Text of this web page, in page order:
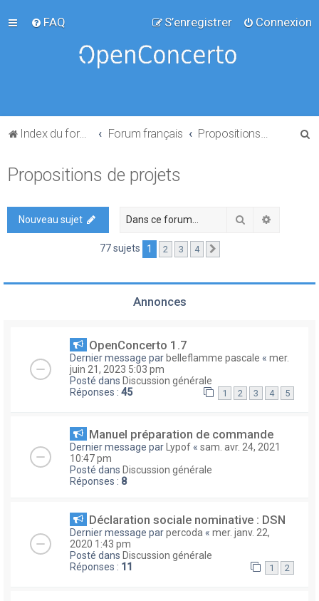
FAQ Connexion
S’enregistrer
Index du forum Forum français
Propositions de projets
Nouveau sujet Rechercher
77 sujets 1 2 3 4
Annonces
OpenConcerto 1.7
Dernier message par belleflamme pascale « mer.
juin 21, 2023 5:03 pm
Posté dans Discussion générale
Réponses : 45 1 2 3 4 5
Manuel préparation de commande
Dernier message par Lypof « sam. avr. 24, 2021
10:47 pm
Posté dans Discussion générale
Réponses : 8
Déclaration sociale nominative : DSN
Dernier message parpercoda « mer. janv. 22,
2020 1:43 pm
Posté dans Discussion générale
Réponses : 11 1 2